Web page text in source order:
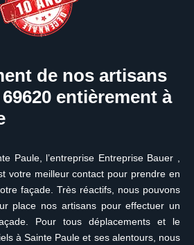
de nos artisans
entièrement à
Paule, l’entreprise Entreprise Bauer ,
votre meilleur contact pour prendre en
façade. Très réactifs, nous pouvons
place nos artisans pour effectuer un
Pour tous déplacements et le
à Sainte Paule et ses alentours, nous